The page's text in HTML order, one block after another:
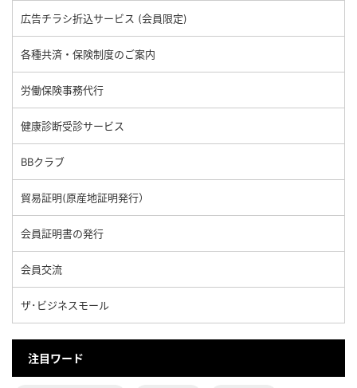
広告チラシ折込サービス (会員限定)
各種共済・保険制度のご案内
労働保険事務代行
健康診断受診サービス
BBクラブ
貿易証明(原産地証明発行）
会員証明書の発行
会員交流
ザ･ビジネスモール
注目ワード